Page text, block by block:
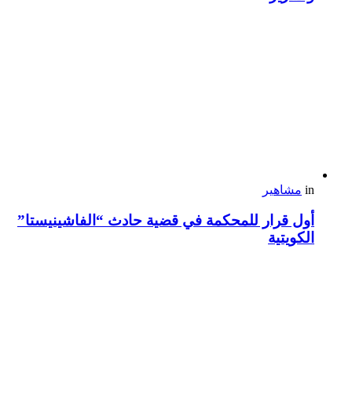
in مشاهير
أول قرار للمحكمة في قضية حادث “الفاشينيستا”
الكويتية